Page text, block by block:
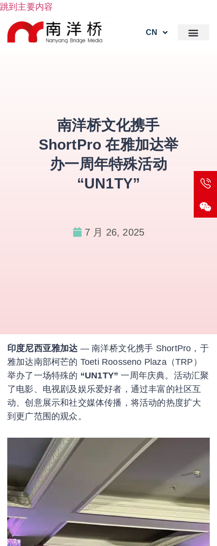
跳到主要内容
CN
南洋桥文化携手
ShortPro 在雅加达举
办一周年特殊活动
“UN1TY”
7 月 26, 2025
印度尼西亚雅加达 — 南洋桥文化携手 ShortPro，于
雅加达南部柯芒的 Toeti Roosseno Plaza（TRP）
举办了一场特殊的 “UN1TY” 一周年庆典。活动汇聚
了电影、电视剧及娱乐爱好者，通过丰富的社区互
动、创意展示和社交媒体传播，将活动的热度扩大
到更广范围的观众。